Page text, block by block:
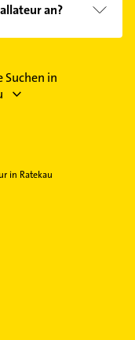
Klempner,
an?
Suchen in
in Ratekau